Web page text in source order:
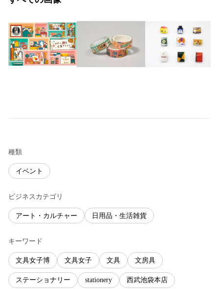
種類
イベント
ビジネスカテゴリ
アート・カルチャー 日用品・生活雑貨
キーワード
文具女子博 文具女子 文具 文房具
ステーショナリー stationery 西武池袋本店